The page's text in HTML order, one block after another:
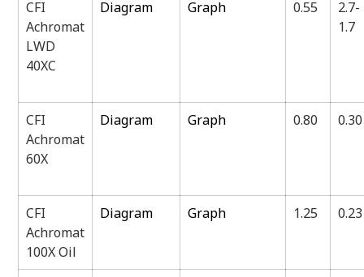
CFI
Achromat
LWD
40XC
Diagram Graph 0.55
2.7-
1.7
CFI
Achromat
60X
Diagram Graph 0.80 0.30
CFI
Achromat
100X Oil
Diagram Graph 1.25 0.23